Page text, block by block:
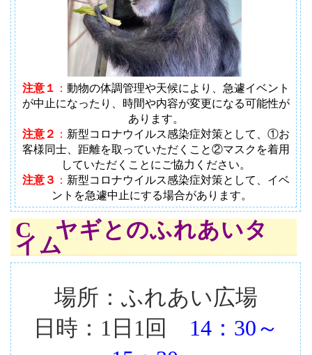
注意１ ： 動物の体調管理や天候により、急遽イベント
が中止になったり、時間や内容が変更になる可能性が
あります。
注意２ ： 新型コロナウイルス感染症対策として、①お
客様同士、距離を取っていただくこと②マスクを着用
していただくことにご協力ください。
注意３ ： 新型コロナウイルス感染症対策として、イベ
ントを急遽中止にする場合があります。
C ヤギとのふれあいタ
イム
場所：ふれあい広場
日時：1日1回
14：30～